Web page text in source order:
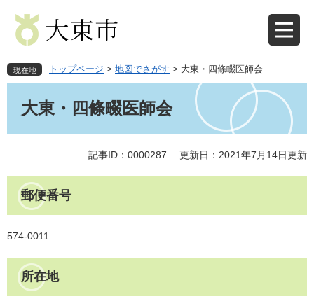
先
頭
を
飛
現在地 トップページ > 地図でさがす > 大東・四條畷医師会
大東・四條畷医師会
記事ID：0000287 更新日：2021年7月14日更新
郵便番号
574-0011
所在地